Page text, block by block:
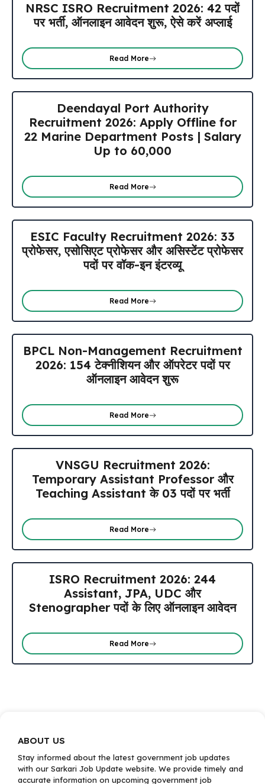
NRSC ISRO Recruitment 2026: 42 पदों
पर भर्ती, ऑनलाइन आवेदन शुरू, ऐसे करें अप्लाई
Read More
Deendayal Port Authority
Recruitment 2026: Apply Offline for
22 Marine Department Posts | Salary
Up to ₹60,000
Read More
ESIC Faculty Recruitment 2026: 33
प्रोफेसर, एसोसिएट प्रोफेसर और असिस्टेंट प्रोफेसर
पदों पर वॉक-इन इंटरव्यू
Read More
BPCL Non-Management Recruitment
2026: 154 टेक्नीशियन और ऑपरेटर पदों पर
ऑनलाइन आवेदन शुरू
Read More
VNSGU Recruitment 2026:
Temporary Assistant Professor और
Teaching Assistant के 03 पदों पर भर्ती
Read More
ISRO Recruitment 2026: 244
Assistant, JPA, UDC और
Stenographer पदों के लिए ऑनलाइन आवेदन
Read More
ABOUT US
Stay informed about the latest government job updates
with our Sarkari Job Update website. We provide timely and
accurate information on upcoming government job